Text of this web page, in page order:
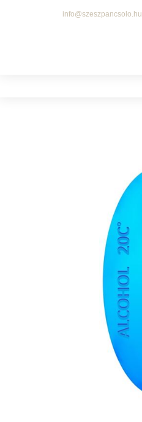
info@szeszpancsolo.hu